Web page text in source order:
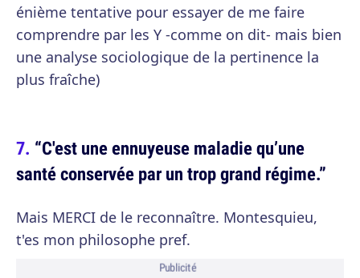
énième tentative pour essayer de me faire
comprendre par les Y -comme on dit- mais bien
une analyse sociologique de la pertinence la
plus fraîche)
“C'est une ennuyeuse maladie qu’une
santé conservée par un trop grand régime.”
Mais MERCI de le reconnaître. Montesquieu,
t'es mon philosophe pref.
Publicité